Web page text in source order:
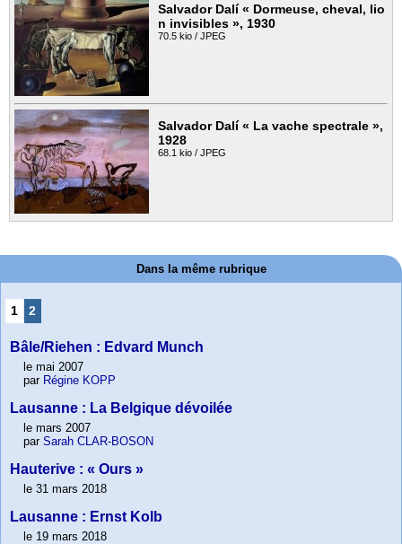
Salvador Dalí « Dormeuse, cheval, lio
n invisibles », 1930
70.5 kio / JPEG
Salvador Dalí « La vache spectrale »,
1928
68.1 kio / JPEG
Dans la même rubrique
1 2
Bâle/Riehen : Edvard Munch
le mai 2007
par Régine KOPP
Lausanne : La Belgique dévoilée
le mars 2007
par Sarah CLAR-BOSON
Hauterive : « Ours »
le 31 mars 2018
Lausanne : Ernst Kolb
le 19 mars 2018